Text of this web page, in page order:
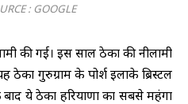
: GOOGLE
की गई। इस साल ठेकों की नीलामी
गुरुग्राम के पोर्श इलाके ब्रिस्टल
ये ठेका हरियाणा का सबसे महंगा